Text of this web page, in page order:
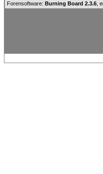
Forensoftware: Burning Board 2.3.6 ,